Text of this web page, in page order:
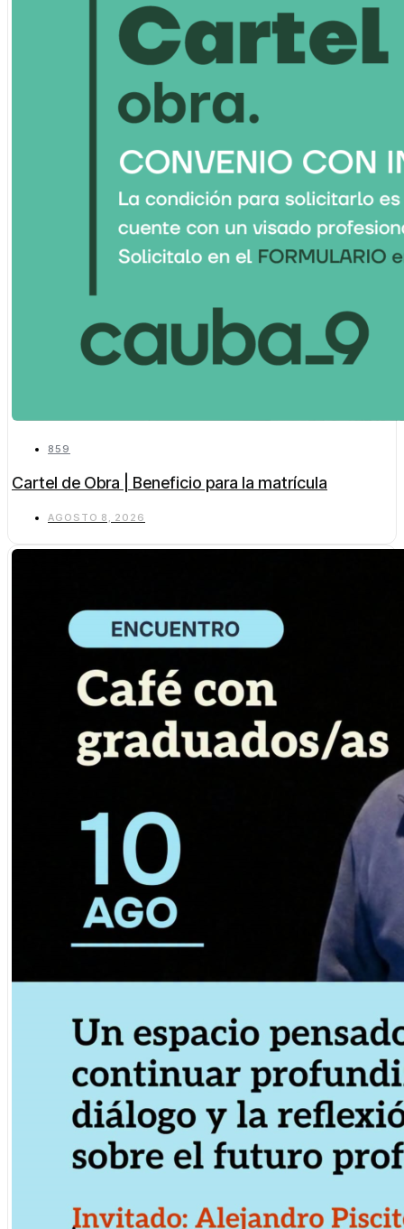
859
Cartel de Obra | Beneficio para la matrícula
AGOSTO 8, 2026